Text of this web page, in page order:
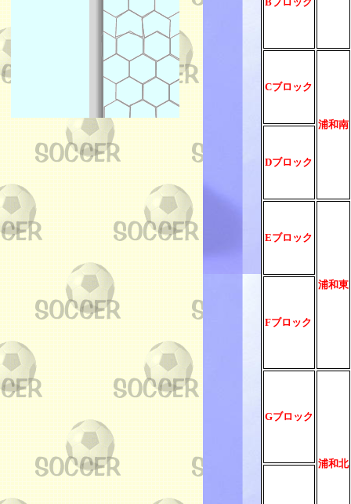
Cブロック
浦和南
Dブロック
Eブロック
浦和東
Fブロック
Gブロック
浦和北